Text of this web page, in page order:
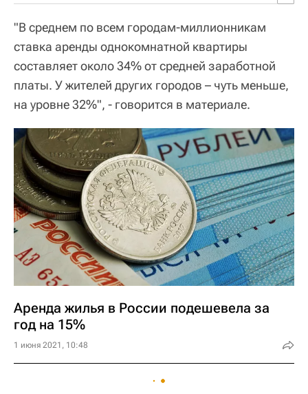
"В среднем по всем городам-миллионникам
ставка аренды однокомнатной квартиры
составляет около 34% от средней заработной
платы. У жителей других городов – чуть меньше,
на уровне 32%", - говорится в материале.
Аренда жилья в России подешевела за
год на 15%
1 июня 2021, 10:48